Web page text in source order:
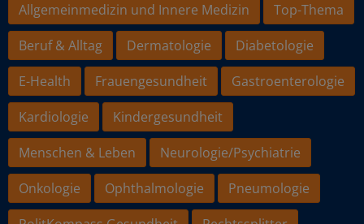
Allgemeinmedizin und Innere Medizin
Top-Thema
Beruf & Alltag
Dermatologie
Diabetologie
E-Health
Frauengesundheit
Gastroenterologie
Kardiologie
Kindergesundheit
Menschen & Leben
Neurologie/Psychiatrie
Onkologie
Ophthalmologie
Pneumologie